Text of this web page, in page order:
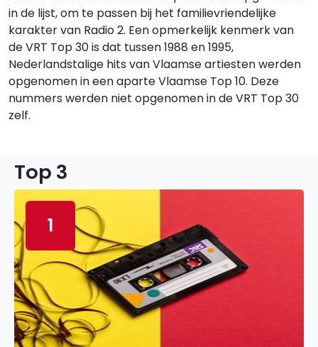
in de lijst, om te passen bij het familievriendelijke
karakter van Radio 2. Een opmerkelijk kenmerk van
de VRT Top 30 is dat tussen 1988 en 1995,
Nederlandstalige hits van Vlaamse artiesten werden
opgenomen in een aparte Vlaamse Top 10. Deze
nummers werden niet opgenomen in de VRT Top 30
zelf.
Top 3
1